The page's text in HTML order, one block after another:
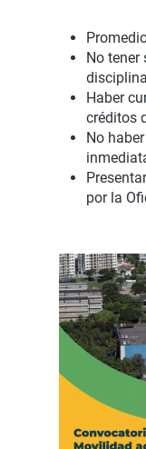
No tener
Haber
créditos
No
por la